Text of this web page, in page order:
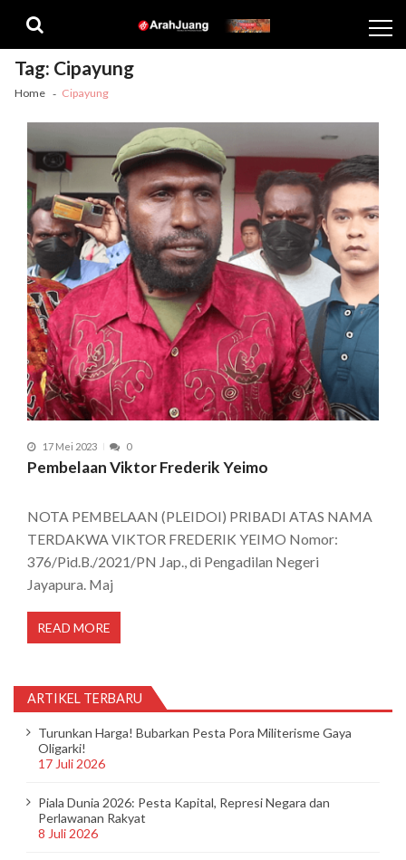
navigation
content
Tag: Cipayung
Home Cipayung
17 Mei 2023 0
Pembelaan Viktor Frederik Yeimo
NOTA PEMBELAAN (PLEIDOI) PRIBADI ATAS NAMA
TERDAKWA VIKTOR FREDERIK YEIMO Nomor:
376/Pid.B./2021/PN Jap., di Pengadilan Negeri
Jayapura. Maj
READ MORE
ARTIKEL TERBARU
Turunkan Harga! Bubarkan Pesta Pora Militerisme Gaya
Oligarki!
17 Juli 2026
Piala Dunia 2026: Pesta Kapital, Represi Negara dan
Perlawanan Rakyat
8 Juli 2026